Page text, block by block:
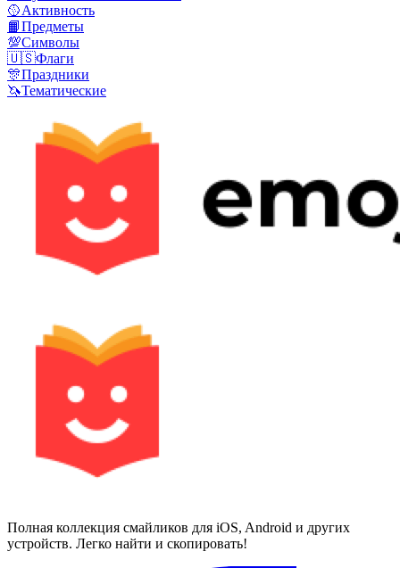
🥎Активность
📙Предметы
💯Символы
🇺🇸Флаги
🎊Праздники
🦄Тематические
Полная коллекция смайликов для iOS, Android и других
устройств. Легко найти и скопировать!